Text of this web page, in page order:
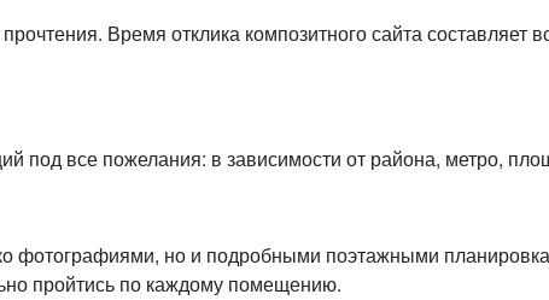
Время отклика композитного сайта составляет
под все пожелания: в зависимости от района, метро,
фотографиями, но и подробными поэтажными
пройтись по каждому помещению.